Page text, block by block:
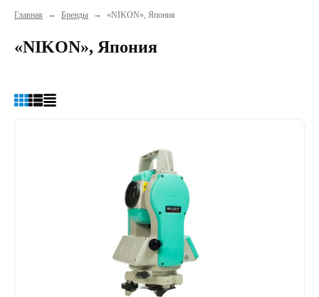
Главная → Бренды → «NIKON», Япония
«NIKON», Япония